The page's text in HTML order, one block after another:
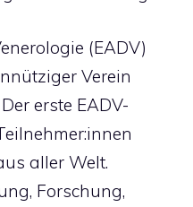
(EADV)
Verein
erste EADV-
aller Welt.
Forschung,